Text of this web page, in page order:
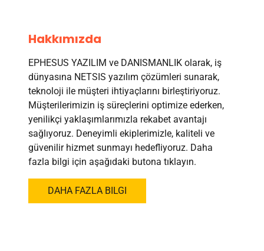
Hakkımızda
EPHESUS YAZILIM ve DANISMANLIK olarak, iş
dünyasına NETSIS yazılım çözümleri sunarak,
teknoloji ile müşteri ihtiyaçlarını birleştiriyoruz.
Müşterilerimizin iş süreçlerini optimize ederken,
yenilikçi yaklaşımlarımızla rekabet avantajı
sağlıyoruz. Deneyimli ekiplerimizle, kaliteli ve
güvenilir hizmet sunmayı hedefliyoruz. Daha
fazla bilgi için aşağıdaki butona tıklayın.
DAHA FAZLA BILGI